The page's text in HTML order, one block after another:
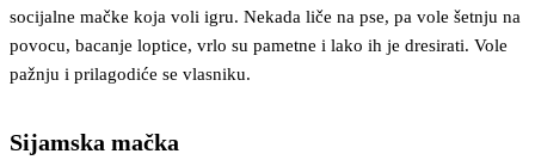
socijalne mačke koja voli igru. Nekada liče na pse, pa vole šetnju na
povocu, bacanje loptice, vrlo su pametne i lako ih je dresirati. Vole
pažnju i prilagodiće se vlasniku.
Sijamska mačka